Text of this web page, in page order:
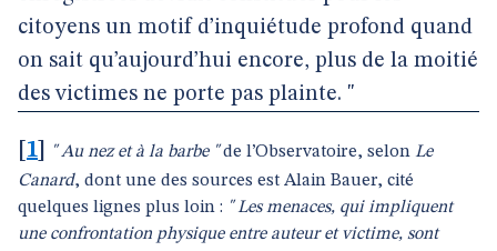
citoyens un motif d’inquiétude profond quand
on sait qu’aujourd’hui encore, plus de la moitié
des victimes ne porte pas plainte. "
1 " Au nez et à la barbe "de l’Observatoire, selon Le
Canard, dont une des sources est Alain Bauer, cité
quelques lignes plus loin : " Les menaces, qui impliquent
une confrontation physique entre auteur et victime, sont